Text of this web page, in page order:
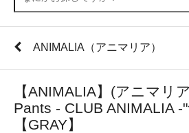
ANIMALIA（アニマリア）
【ANIMALIA】(アニマリ
Pants - CLUB ANIMALIA
【GRAY】